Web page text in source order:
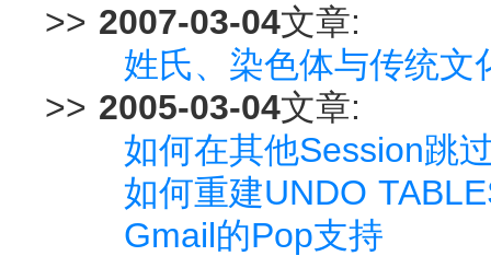
>> 2007-03-04文章:
姓氏、染色体与传统文
>> 2005-03-04文章:
如何在其他Session跳
如何重建UNDO
Gmail的Pop支持